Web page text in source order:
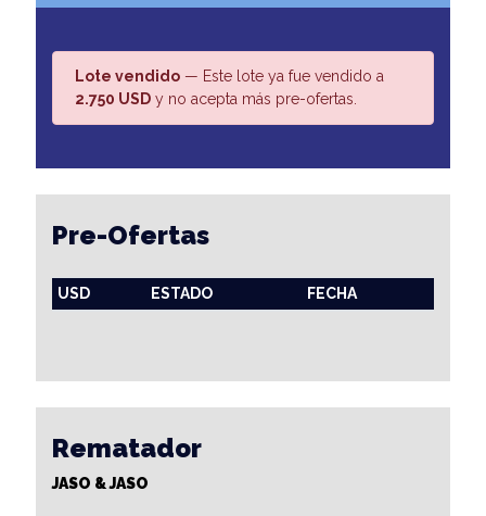
Lote vendido — Este lote ya fue vendido a
2.750 USD y no acepta más pre-ofertas.
Pre-Ofertas
USD ESTADO FECHA
Rematador
JASO & JASO